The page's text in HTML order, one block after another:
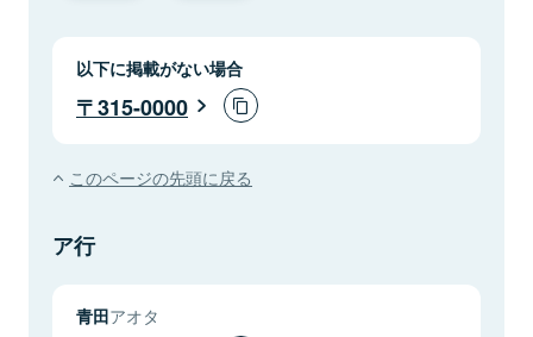
以下に掲載がない場合
315-0000
このページの先頭に戻る
ア行
青田アオタ